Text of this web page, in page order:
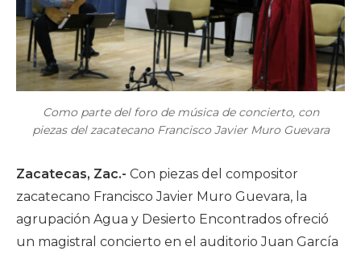
Como parte del foro de música de concierto, con
piezas del zacatecano Francisco Javier Muro Guevara
Zacatecas, Zac.- Con piezas del compositor
zacatecano Francisco Javier Muro Guevara, la
agrupación Agua y Desierto Encontrados ofreció
un magistral concierto en el auditorio Juan García